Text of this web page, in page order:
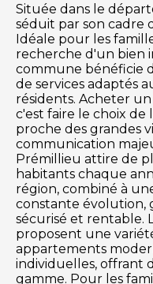
Située dans le
séduit par son cadre
Idéale pour les
recherche d'un bien
commune bénéficie
de services adaptés
résidents. Acheter
c'est faire le choix
proche des grandes
communication
Prémillieu attire de
habitants chaque
région, combiné à
constante évolution,
sécurisé et rentable.
proposent une
appartements
individuelles, offrant
gamme. Pour les